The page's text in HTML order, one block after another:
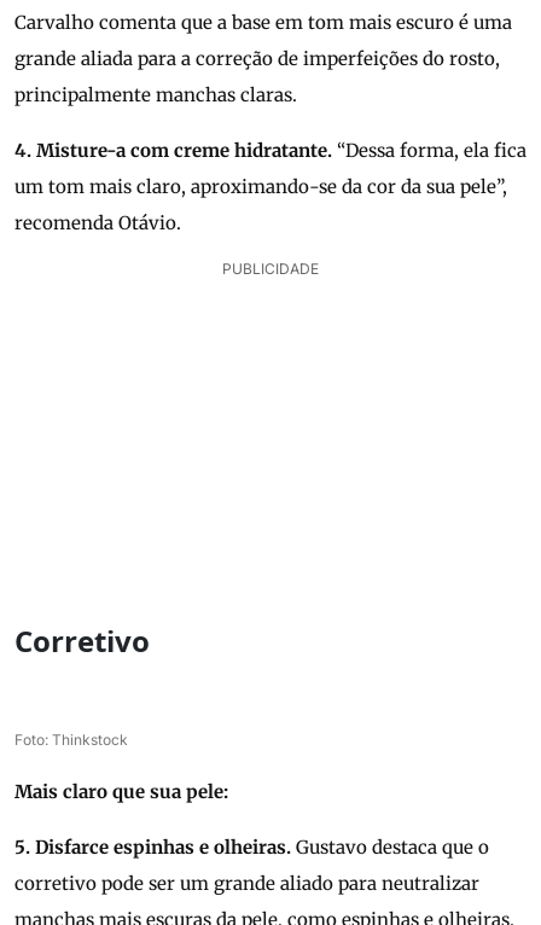
Carvalho comenta que a base em tom mais escuro é uma
grande aliada para a correção de imperfeições do rosto,
principalmente manchas claras.
4. Misture-a com creme hidratante. “Dessa forma, ela fica
um tom mais claro, aproximando-se da cor da sua pele”,
recomenda Otávio.
PUBLICIDADE
Corretivo
Foto: Thinkstock
Mais claro que sua pele:
5. Disfarce espinhas e olheiras. Gustavo destaca que o
corretivo pode ser um grande aliado para neutralizar
manchas mais escuras da pele, como espinhas e olheiras.